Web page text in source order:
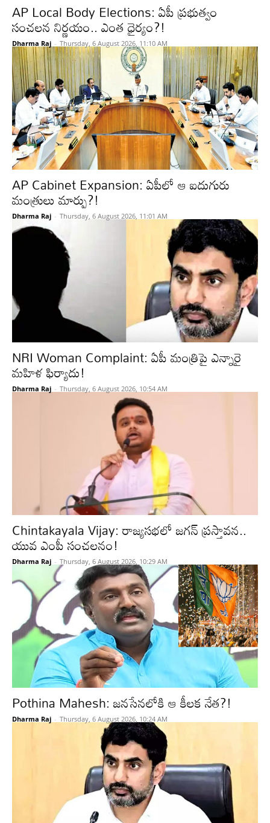
AP Local Body Elections: ఏపీ ప్రభుత్వం
సంచలన నిర్ణయం.. ఎంత ధైర్యం?!
Dharma Raj - Thursday, 6 August 2026, 11:10 AM
AP Cabinet Expansion: ఏపీలో ఆ ఐదుగురు
మంత్రులు మార్పు?!
Dharma Raj - Thursday, 6 August 2026, 11:01 AM
NRI Woman Complaint: ఏపీ మంత్రిపై ఎన్నారై
మహిళ ఫిర్యాదు!
Dharma Raj - Thursday, 6 August 2026, 10:54 AM
Chintakayala Vijay: రాజ్యసభలో జగన్ ప్రస్తావన..
యువ ఎంపీ సంచలనం!
Dharma Raj - Thursday, 6 August 2026, 10:29 AM
Pothina Mahesh: జనసేనలోకి ఆ కీలక నేత?!
Dharma Raj - Thursday, 6 August 2026, 10:24 AM